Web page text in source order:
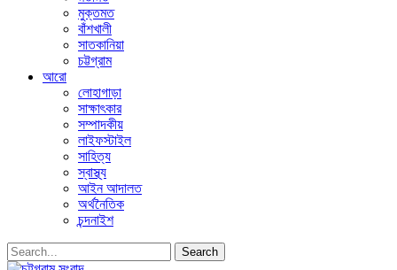
মুক্তমত
বাঁশখালী
সাতকানিয়া
চট্টগ্রাম
আরো
লোহাগাড়া
সাক্ষাৎকার
সম্পাদকীয়
লাইফস্টাইল
সাহিত্য
স্বাস্থ্য
আইন আদালত
অর্থনৈতিক
চন্দনাইশ